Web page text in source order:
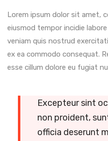
Lorem ipsum dolor sit amet,
eiusmod tempor incidie
veniam quis nostrud
ex ea commodo consequat.
esse cillum dolore eu fugiat
Excepteur sint
non proident,
officia deserunt